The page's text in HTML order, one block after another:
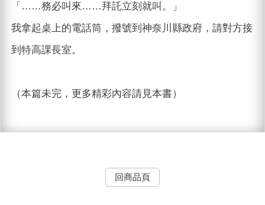
「……務必叫來……拜託立刻就叫。」
我拿起桌上的電話筒，撥號到神奈川縣政府，請對方接
到特高課長室。
（本篇未完，更多精彩內容請見本書）
回商品頁